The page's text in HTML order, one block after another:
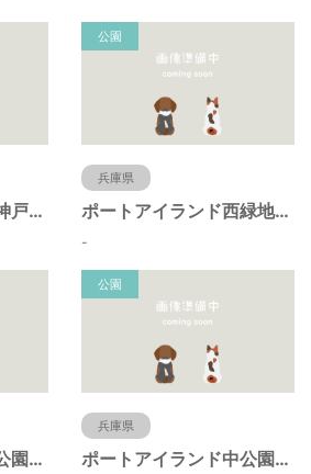
岩岡町公園（兵庫県神戸市）
公園
兵庫県
ポートアイランド西緑地（兵庫県神戸市）
-
ポートアイランド南公園（兵庫県神戸市）
公園
兵庫県
ポートアイランド中公園（兵庫県神戸市）